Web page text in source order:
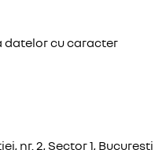
datelor cu caracter
nr. 2, Sector 1, București